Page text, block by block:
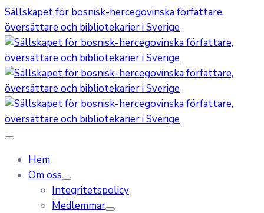
Sällskapet för bosnisk-hercegovinska författare,
översättare och bibliotekarier i Sverige
Hem
Om oss
Integritetspolicy
Medlemmar